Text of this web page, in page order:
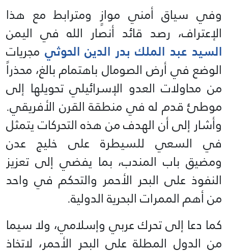
وفي سياق أمني موازٍ ومترابط مع هذا
الإعتراف، رصد قائد أنصار الله في اليمن
السيد عبد الملك بدر الدين الحوثي مجريات
الوضع في أرض الصومال باهتمام بالغ، محذراً
من محاولات العدو الإسرائيلي تحويلها إلى
موطئ قدم له في منطقة القرن الأفريقي.
وأشار إلى أن الهدف من هذه التحركات يتمثل
في السعي للسيطرة على خليج عدن
ومضيق باب المندب، بما يفضي إلى تعزيز
النفوذ على البحر الأحمر والتحكم في واحد
من أهم الممرات البحرية الدولية.
كما دعا إلى تحرك عربي وإسلامي، ولا سيما
من الدول المطلة على البحر الأحمر، لاتخاذ